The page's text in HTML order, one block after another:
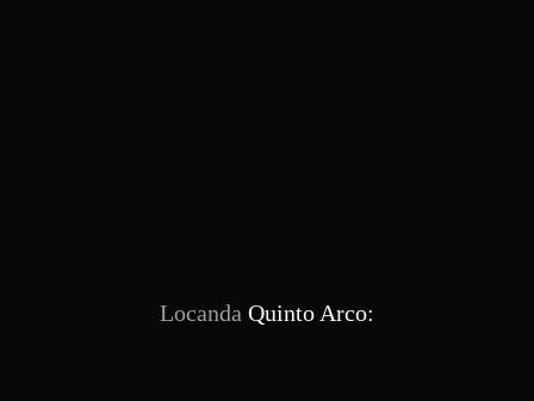
Locanda Quinto Arco: